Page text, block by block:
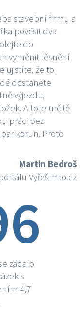
stavební firmu a
pověsit dva
do
vyměnit těsnění
ujistíte, že to
dostanete
výjezdu,
A to je určitě
práci bez
korun. Proto
Martin Bedroš
Vyřešmito.cz
zadalo
s
4,7